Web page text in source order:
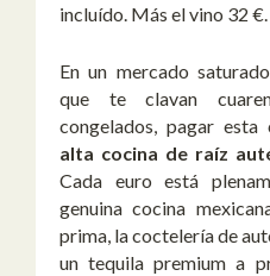
incluído. Más el vino 32 €.
En un mercado
que te clavan
congelados, pagar
alta cocina de raíz
Cada euro está
genuina cocina
prima, la coctelería de
un tequila premium a